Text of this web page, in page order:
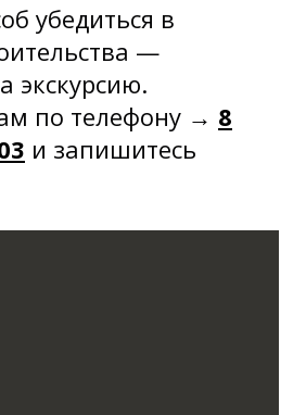
убедиться в
—
экскурсию.
по телефону → 8
и запишитесь